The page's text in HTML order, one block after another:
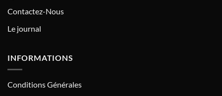
Contactez-Nous
Le journal
INFORMATIONS
Conditions Générales